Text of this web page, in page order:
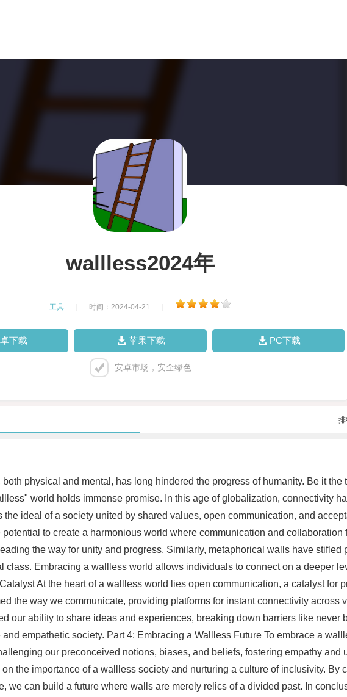
wallless2024年
工具 时间：2024-04-21
下载 苹果下载 PC下载
安卓市场，安全绿色
排
physical and mental, has long hindered the progress of humanity. Be it
world holds immense promise. In this age of globalization, connectivity
ideal of a society united by shared values, open communication, and
to create a harmonious world where communication and
the way for unity and progress. Similarly, metaphorical walls have stifled
Embracing a wallless world allows individuals to connect on a deeper
At the heart of a wallless world lies open communication, a catalyst for
the way we communicate, providing platforms for instant connectivity across
our ability to share ideas and experiences, breaking down barriers like never
empathetic society. Part 4: Embracing a Wallless Future To embrace a
our preconceived notions, biases, and beliefs, fostering empathy and
the importance of a wallless society and nurturing a culture of inclusivity. By
we can build a future where walls are merely relics of a divided past. In